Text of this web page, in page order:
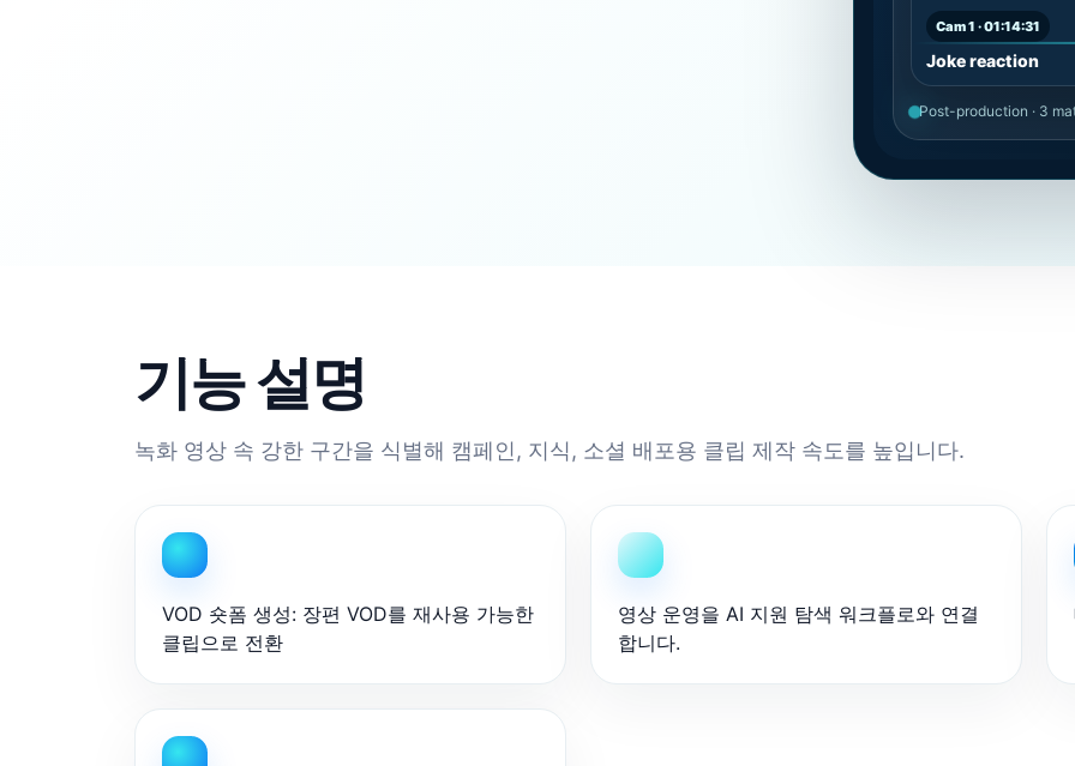
Cam 1 · 01:14:31
Joke reaction
Post-production · 3
기능 설명
녹화 영상 속 강한 구간을 식별해 캠페인, 지식, 소셜 배포용 클립 제작 속도를 높입니다.
VOD 숏폼 생성: 장편 VOD를 재사용 가능한
클립으로 전환
영상 운영을 AI 지원 탐색 워크플로와 연결
합니다.